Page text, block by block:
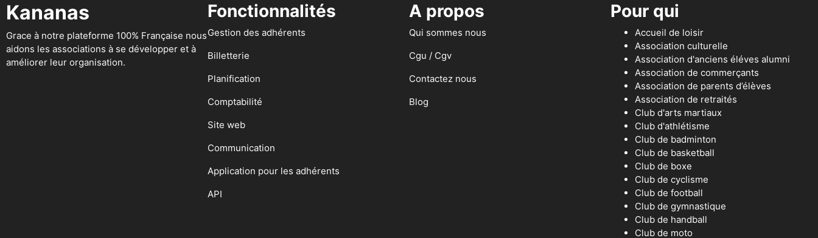
Kananas
Grace à notre plateforme 100% Française nous
aidons les associations à se développer et à
améliorer leur organisation.
Fonctionnalités
Gestion des adhérents
Billetterie
Planification
Comptabilité
Site web
Communication
Application pour les adhérents
API
A propos
Qui sommes nous
Cgu / Cgv
Contactez nous
Blog
Pour qui
Accueil de loisir
Association culturelle
Association d'anciens éléves alumni
Association de commerçants
Association de parents d’élèves
Association de retraités
Club d'arts martiaux
Club d'athlétisme
Club de badminton
Club de basketball
Club de boxe
Club de cyclisme
Club de football
Club de gymnastique
Club de handball
Club de moto